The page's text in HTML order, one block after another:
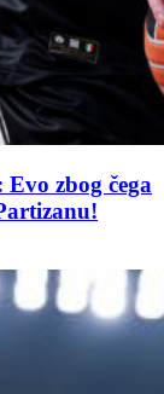
zbog čega